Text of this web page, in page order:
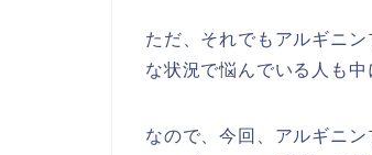
ただ、それでもアルギニ
な状況で悩んでいる人も中
なので、今回、アルギニ